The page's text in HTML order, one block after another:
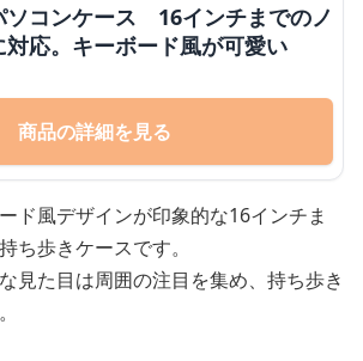
ソコンケース 16インチまでのノ
応。キーボード風が可愛い
商品の詳細を見る
ド風デザインが印象的な16インチま
ち歩きケースです。
見た目は周囲の注目を集め、持ち歩き